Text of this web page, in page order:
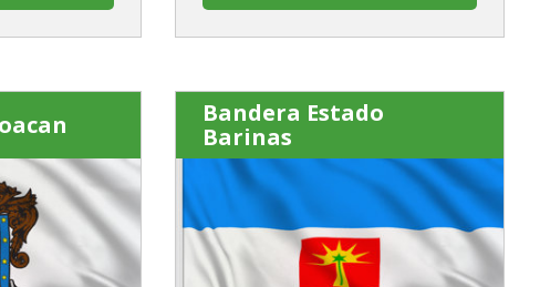
Bandera Estado
Barinas